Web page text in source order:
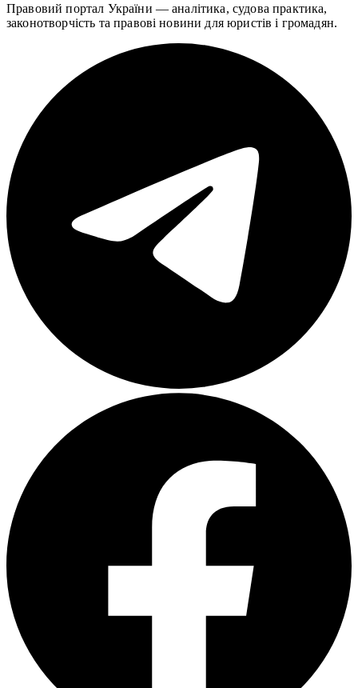
Правовий портал України — аналітика, судова практика,
законотворчість та правові новини для юристів і громадян.